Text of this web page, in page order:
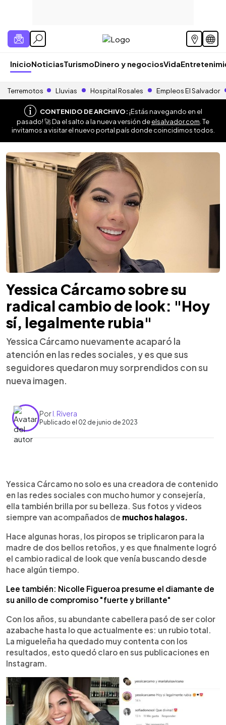
InicioNoticiasTurismoDinero y negociosVida
Terremotos Lluvias Hospital Rosales Empleos El Salvador
CONTENIDO DE ARCHIVO:¡Estás navegando en el
pasado! 🚀 Da el salto a la nueva versión deelsalvador.com . Te
invitamos a visitar el nuevo portal país donde coincidimos todos.
Yessica Cárcamo sobre su
radical cambio de look: "Hoy
sí, legalmente rubia"
Yessica Cárcamo nuevamente acaparó la
atención en las redes sociales, y es que sus
seguidores quedaron muy sorprendidos con su
nueva imagen.
PorI. Rivera
Publicado el 02 de junio de 2023
Escuchar artículo
Yessica Cárcamo no solo es una creadora de contenido
en las redes sociales con mucho humor y consejería,
ella también brilla por su belleza. Sus fotos y videos
siempre van acompañados de muchos halagos.
Hace algunas horas, los piropos se triplicaron para la
madre de dos bellos retoños, y es que finalmente logró
el cambio radical de look que venía buscando desde
hace algún tiempo.
Lee también: Nicolle Figueroa presume el diamante de
su anillo de compromiso "fuerte y brillante"
Con los años, su abundante cabellera pasó de ser color
azabache hasta lo que actualmente es: un rubio total.
La migueleña ha quedado muy contenta con los
resultados, esto quedó claro en sus publicaciones en
Instagram.